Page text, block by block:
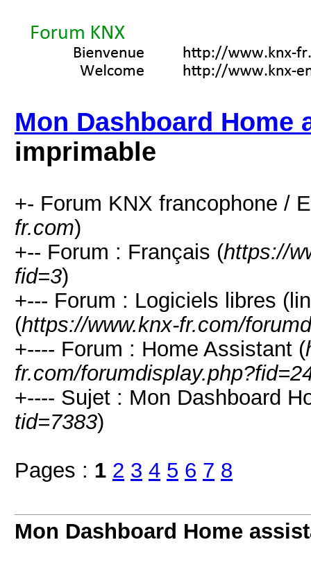
Mon Dashboard Home
imprimable
+- Forum KNX francophone /
fr.com)
+-- Forum : Français (https://
fid=3)
+--- Forum : Logiciels libres
(https://www.knx-fr.com/
+---- Forum : Home Assistant (
fr.com/
+---- Sujet : Mon Dashboard
tid=7383)
Pages : 1 2 3 4 5 6 7 8
Mon Dashboard Home